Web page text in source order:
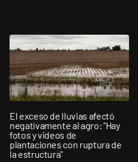
El exceso de lluvias afectó
negativamente al agro: "Hay
fotos y videos de
plantaciones con ruptura de
la estructura"